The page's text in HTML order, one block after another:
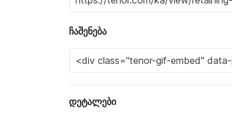
ჩაშენება
დეტალები